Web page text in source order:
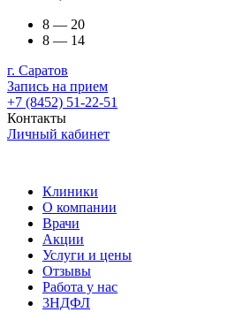
8 — 20
8 — 14
г. Саратов
Запись на прием
+7 (8452) 51-22-51
Контакты
Личный кабинет
Клиники
О компании
Врачи
Акции
Услуги и цены
Отзывы
Работа у нас
3НДФЛ